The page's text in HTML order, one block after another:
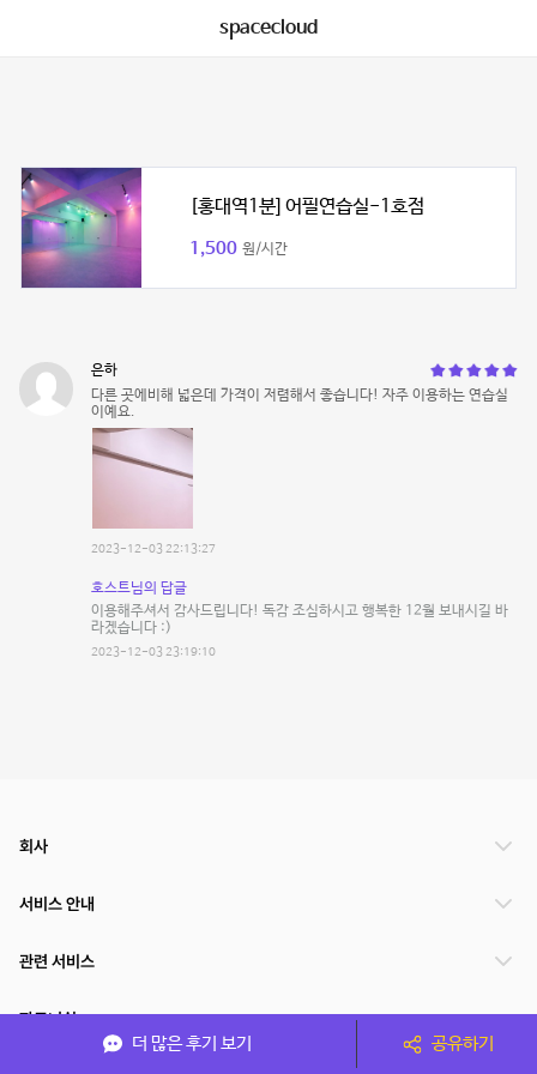
spacecloud
[홍대역1분] 어필연습실-1호점
1,500 원/시간
은하
다른 곳에비해 넓은데 가격이 저렴해서 좋습니다! 자주 이용하는 연습실
이예요.
2023-12-03 22:13:27
호스트님의 답글
이용해주셔서 감사드립니다! 독감 조심하시고 행복한 12월 보내시길 바
라겠습니다 :)
2023-12-03 23:19:10
더 많은 후기 보기 공유하기
회사
서비스 안내
관련 서비스
파트너쉽